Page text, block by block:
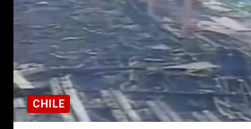
CHILE